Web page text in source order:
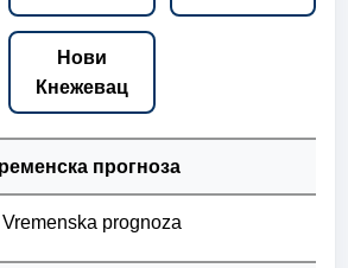
Нови
Кнежевац
прогноза